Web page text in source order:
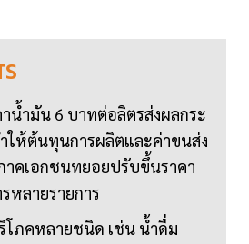
น้ำมัน 6 บาทต่อลิตรส่งผลกระ
ให้ต้นทุนการผลิตและค่าขนส่ง
าคเอกชนทยอยปรับขึ้นราคา
หลายรายการ
ภคหลายชนิด เช่น น้ำดื่ม